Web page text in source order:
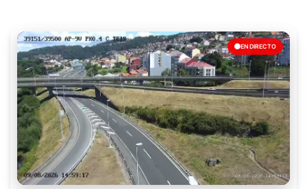
EN DIRECTO